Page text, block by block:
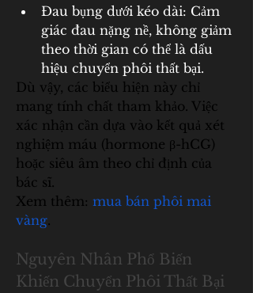
Đau bụng dưới kéo dài: Cảm
giác đau nặng nề, không giảm
theo thời gian có thể là dấu
hiệu chuyển phôi thất bại.
Dù vậy, các biểu hiện này chỉ
mang tính chất tham khảo. Việc
xác nhận cần dựa vào kết quả xét
nghiệm máu (hormone β-hCG)
hoặc siêu âm theo chỉ định của
bác sĩ.
Xem thêm: mua bán phôi mai
vàng.
Nguyên Nhân Phổ Biến
Khiến Chuyển Phôi Thất Bại